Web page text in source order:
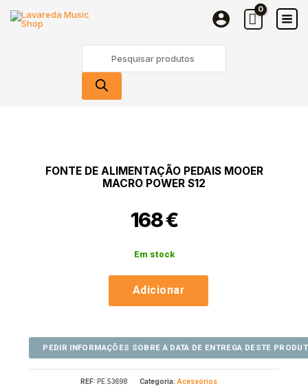
search
FONTE DE ALIMENTAÇÃO PEDAIS MOOER
MACRO POWER S12
168€
Em stock
de
Alimentação
Adicionar
REF: PE.53698 Categoria: Acessórios
Alimentação
Pedais